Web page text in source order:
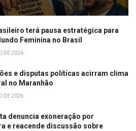
terá pausa estratégica para
Feminina no Brasil
DE 2026
e disputas políticas acirram clima
no Maranhão
DE 2026
denuncia exoneração por
e reacende discussão sobre